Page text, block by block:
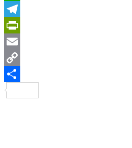
WhatsApp
Telegram
PrintFriendly
Email
Copy
Link